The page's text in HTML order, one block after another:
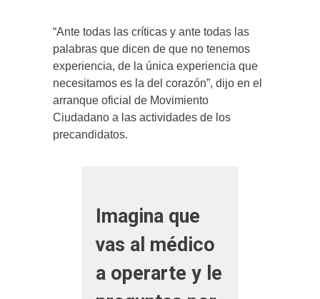
“Ante todas las críticas y ante todas las
palabras que dicen de que no tenemos
experiencia, de la única experiencia que
necesitamos es la del corazón”, dijo en el
arranque oficial de Movimiento
Ciudadano a las actividades de los
precandidatos.
Imagina que
vas al médico
a operarte y le